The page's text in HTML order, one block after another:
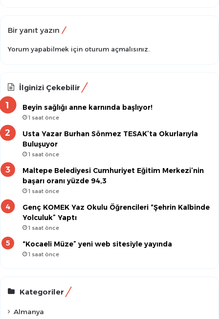
Bir yanıt yazın
Yorum yapabilmek için oturum açmalısınız.
İlginizi Çekebilir
Beyin sağlığı anne karnında başlıyor!
1 saat önce
Usta Yazar Burhan Sönmez TESAK’ta Okurlarıyla
Buluşuyor
1 saat önce
Maltepe Belediyesi Cumhuriyet Eğitim Merkezi’nin
başarı oranı yüzde 94,3
1 saat önce
Genç KOMEK Yaz Okulu Öğrencileri “Şehrin Kalbinde
Yolculuk” Yaptı
1 saat önce
“Kocaeli Müze” yeni web sitesiyle yayında
1 saat önce
Kategoriler
Almanya